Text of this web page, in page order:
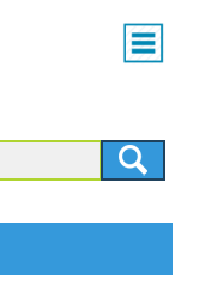
Main
menu